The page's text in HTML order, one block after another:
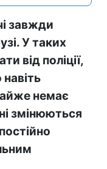
завжди
У таких
від поліції,
немає
змінюються